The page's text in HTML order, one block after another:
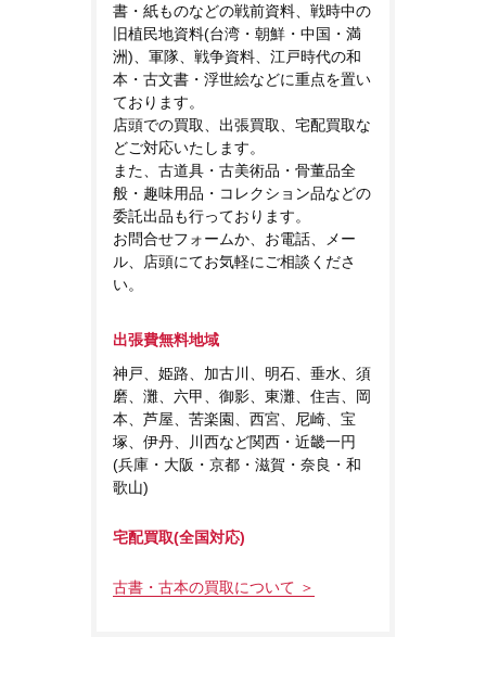
書・紙ものなどの戦前資料、戦時中の
旧植民地資料(台湾・朝鮮・中国・満
洲)、軍隊、戦争資料、江戸時代の和
本・古文書・浮世絵などに重点を置い
ております。
店頭での買取、出張買取、宅配買取な
どご対応いたします。
また、古道具・古美術品・骨董品全
般・趣味用品・コレクション品などの
委託出品も行っております。
お問合せフォームか、お電話、メー
ル、店頭にてお気軽にご相談くださ
い。
出張費無料地域
神戸、姫路、加古川、明石、垂水、須
磨、灘、六甲、御影、東灘、住吉、岡
本、芦屋、苦楽園、西宮、尼崎、宝
塚、伊丹、川西など関西・近畿一円
(兵庫・大阪・京都・滋賀・奈良・和
歌山)
宅配買取(全国対応)
古書・古本の買取について ＞